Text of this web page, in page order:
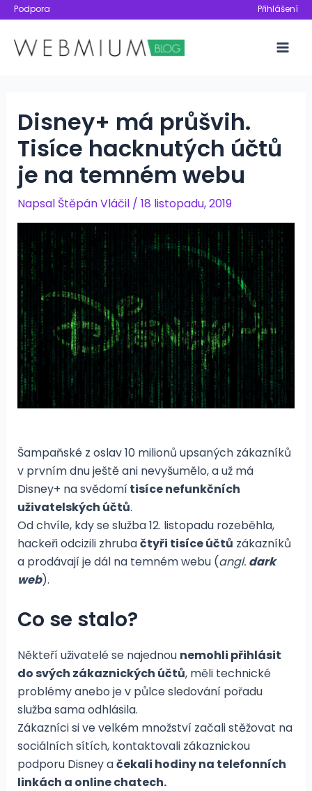
Přeskočit
obsah
Podpora Přihlášení
Disney+ má průšvih.
Tisíce hacknutých účtů
je na temném webu
Napsal Štěpán Vláčil / 18 listopadu, 2019
Šampaňské z oslav 10 milionů upsaných zákazníků
v prvním dnu ještě ani nevyšumělo, a už má
Disney+ na svědomítisíce nefunkčních
uživatelských účtů.
Od chvíle, kdy se služba 12. listopadu rozeběhla,
hackeři odcizili zhrubačtyři tisíce účtů zákazníků
a prodávají je dál na temném webu (angl. dark
web).
Co se stalo?
Někteří uživatelé se najednou nemohli přihlásit
do svých zákaznických účtů, měli technické
problémy anebo je v půlce sledování pořadu
služba sama odhlásila.
Zákazníci si ve velkém množství začali stěžovat na
sociálních sítích, kontaktovali zákaznickou
podporu Disney ačekali hodiny na telefonních
linkách a online chatech.